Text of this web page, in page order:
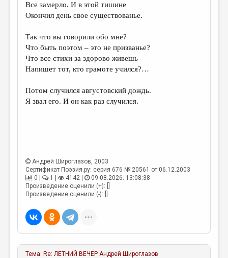
ОБЪЯВЛЕНИЯ
КОЛОНКА РЕДАКТОРА
РЕДКОЛЛЕГИЯ
ОТ РЕДАКЦИИ
ЭССЕИСТИКА
ПУБЛИЦИСТИКА
РЕЦЕНЗИРОВАНИЕ
ЦИКЛЫ ПУБЛИКАЦИЙ
ТРЕДИАКОВСКИЙ
МЕДИА
ВКОНТАКТЕ
Все замерло. И в этой тишине
Окончил день свое существованье.
Так что вы говорили обо мне?
Что быть поэтом – это не призванье?
Что все стихи за здорово живешь
Напишет тот, кто грамоте учился?…
Потом случился августовский дождь.
Я звал его. И он как раз случился.
Андрей Широглазов, 2003
Сертификат Поэзия.ру: серия 676 № 20561 от 06.12.2003
0 |
1 | 4142 |
09.08.2026. 13:08:38
Произведение оценили (+): []
Произведение оценили (-): []
Тема: Re: ЛЕТНИЙ ВЕЧЕР Андрей Широглазов